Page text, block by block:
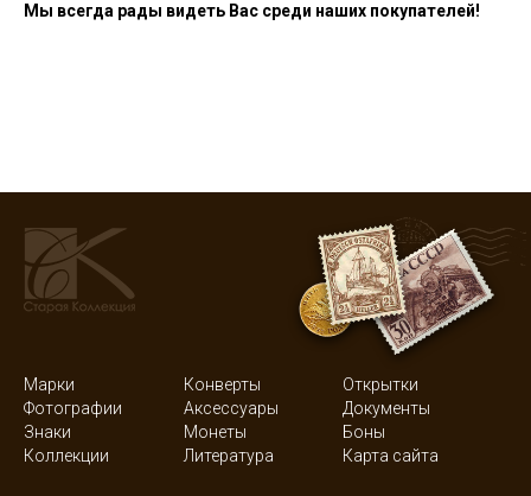
Мы всегда рады видеть Вас среди наших покупателей!
Марки Конверты
Открытки
Фотографии
Аксессуары
Документы
Знаки
Монеты
Боны
Коллекции
Литература Карта сайта